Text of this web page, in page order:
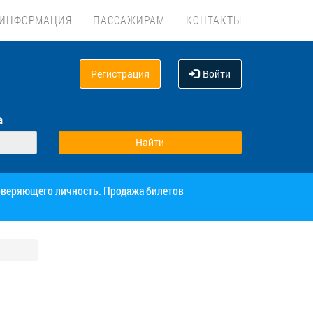
ПАССАЖИРАМ КОНТАКТЫ
Регистрация Войти
личность. Продажа билетов